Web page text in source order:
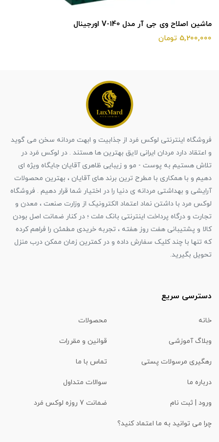
ماشین اصلاح وی جی آر مدل V-140 اورجینال
5,200,000 تومان
فروشگاه اینترنتی لوکس مَرد از جذابیت و ابهت مردانه سخن می گوید
و اعتقاد دارد مردان ایرانی لایق بهترین ها هستند . در لوکس مَرد در
تلاش هستیم به پوست - مو و زیبایی ظاهری آقایان جایگاه ویژه ای
دهیم و با همکاری با مطرح ترین برند های آقایان ، بهترین محصولات
آرایشی و بهداشتی مردانه ی دنیا را در اختیار شما قرار دهیم . فروشگاه
لوکس مرد با داشتن نماد اعتماد الکترونیک از وزارت صنعت ، معدن و
تجارت و درگاه پرداخت اینترنتی بانک ملت ؛ در کنار ضمانت اصل بودن
کالا و پشتیبانی هفت روز هفته ، تجربه خریدی مطمئن را فراهم کرده
که تنها با چند کلیک سفارش داده و در کمترین زمان ممکن درب منزل
تحویل بگیرید.
دسترسی سریع
خانه محصولات
وبلاگ آموزشی قوانین و مقررات
رهگیری مرسولات پستی تماس با ما
درباره ما سوالات متداول
ورود | ثبت نام ضمانت 7 روزه لوکس مَرد
چرا می توانید به ما اعتماد کنید؟